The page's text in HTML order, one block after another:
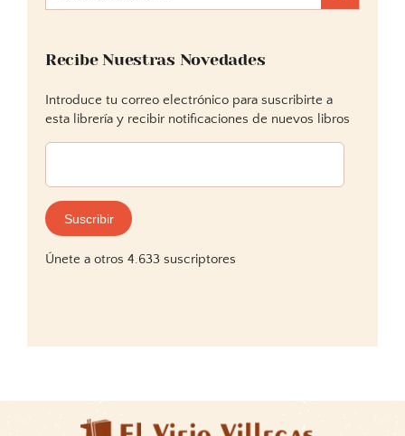
Recibe Nuestras Novedades
Introduce tu correo electrónico para suscribirte a
esta librería y recibir notificaciones de nuevos libros
Dirección
correo
electrónico:
Suscribir
Únete a otros 4.633 suscriptores